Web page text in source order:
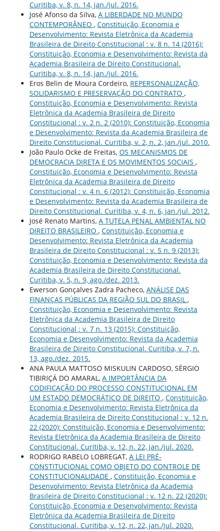
Curitiba, v. 8, n. 14, jan./jul. 2016.
José Afonso da Silva, A LIBERDADE NO MUNDO
CONTEMPORÂNEO , Constituição, Economia e
Desenvolvimento: Revista Eletrônica da Academia
Brasileira de Direito Constitucional : v. 8 n. 14 (2016):
Constituição, Economia e Desenvolvimento: Revista da
Academia Brasileira de Direito Constitucional.
Curitiba, v. 8, n. 14, jan./jul. 2016.
Eros Belin de Moura Cordeiro, REPERSONALIZAÇÃO,
SOLIDARISMO E PRESERVAÇÃO DO CONTRATO ,
Constituição, Economia e Desenvolvimento: Revista
Eletrônica da Academia Brasileira de Direito
Constitucional : v. 2 n. 2 (2010): Constituição, Economia
e Desenvolvimento: Revista da Academia Brasileira de
Direito Constitucional. Curitiba, v. 2, n. 2, jan./jul. 2010.
João Paulo Ocke de Freitas, OS MECANISMOS DE
DEMOCRACIA DIRETA E OS MOVIMENTOS SOCIAIS ,
Constituição, Economia e Desenvolvimento: Revista
Eletrônica da Academia Brasileira de Direito
Constitucional : v. 4 n. 6 (2012): Constituição, Economia
e Desenvolvimento: Revista da Academia Brasileira de
Direito Constitucional. Curitiba, v. 4, n. 6, jan./jul. 2012.
José Renato Martins, A TUTELA PENAL AMBIENTAL NO
DIREITO BRASILEIRO , Constituição, Economia e
Desenvolvimento: Revista Eletrônica da Academia
Brasileira de Direito Constitucional : v. 5 n. 9 (2013):
Constituição, Economia e Desenvolvimento: Revista da
Academia Brasileira de Direito Constitucional.
Curitiba, v. 5, n. 9, ago./dez. 2013.
Ewerson Gonçalves Zadra Pacheco, ANÁLISE DAS
FINANÇAS PÚBLICAS DA REGIÃO SUL DO BRASIL ,
Constituição, Economia e Desenvolvimento: Revista
Eletrônica da Academia Brasileira de Direito
Constitucional : v. 7 n. 13 (2015): Constituição,
Economia e Desenvolvimento: Revista da Academia
Brasileira de Direito Constitucional. Curitiba, v. 7, n.
13, ago./dez. 2015.
ANA PAULA MATTOSO MISKULIN CARDOSO, SÉRGIO
TIBIRIÇÁ DO AMARAL, A IMPORTÂNCIA DA
CODIFICAÇÃO DO PROCESSO CONSTITUCIONAL EM
UM ESTADO DEMOCRÁTICO DE DIREITO , Constituição,
Economia e Desenvolvimento: Revista Eletrônica da
Academia Brasileira de Direito Constitucional : v. 12 n.
22 (2020): Constituição, Economia e Desenvolvimento:
Revista Eletrônica da Academia Brasileira de Direito
Constitucional. Curitiba, v. 12, n. 22, jan./jul. 2020.
RODRIGO RABELO LOBREGAT, A LEI PRÉ-
CONSTITUCIONAL COMO OBJETO DO CONTROLE DE
CONSTITUCIONALIDADE , Constituição, Economia e
Desenvolvimento: Revista Eletrônica da Academia
Brasileira de Direito Constitucional : v. 12 n. 22 (2020):
Constituição, Economia e Desenvolvimento: Revista
Eletrônica da Academia Brasileira de Direito
Constitucional. Curitiba, v. 12, n. 22, jan./jul. 2020.